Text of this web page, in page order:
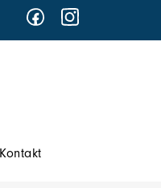
Kontakt